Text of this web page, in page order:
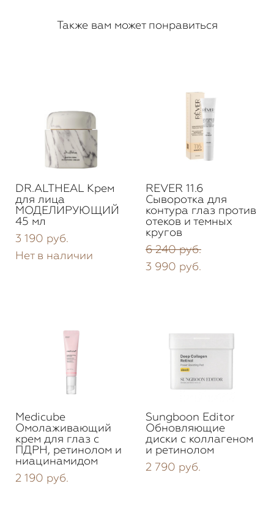
Также вам может понравиться
DR.ALTHEAL Крем
для лица
МОДЕЛИРУЮЩИЙ
45 мл
3 190 pуб.
Нет в наличии
REVER 11.6
Сыворотка для
контура глаз против
отеков и темных
кругов
6 240 pуб.
3 990 pуб.
Medicube
Омолаживающий
крем для глаз с
ПДРН, ретинолом и
ниацинамидом
2 190 pуб.
Sungboon Editor
Обновляющие
диски с коллагеном
и ретинолом
2 790 pуб.